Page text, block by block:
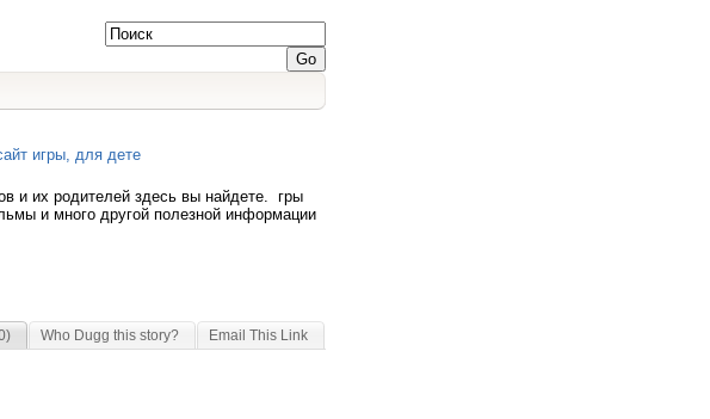
игры, для дете
и их родителей здесь вы найдете. гры
и много другой полезной информации
Who Dugg this story? Email This Link